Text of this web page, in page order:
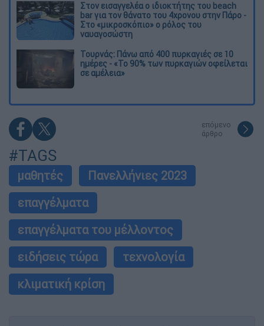
Στον εισαγγελέα ο ιδιοκτήτης του beach
bar για τον θάνατο του 4χρονου στην Πάρο -
Στο «μικροσκόπιο» ο ρόλος του
ναυαγοσώστη
Τουρνάς: Πάνω από 400 πυρκαγιές σε 10
ημέρες - «Το 90% των πυρκαγιών οφείλεται
σε αμέλεια»
επόμενο
άρθρο
#TAGS
μαθητές
Πανελλήνιες 2023
επαγγέλματα
επαγγέλματα του μέλλοντος
ειδήσεις τώρα
τεχνολογία
κλιματική κρίση